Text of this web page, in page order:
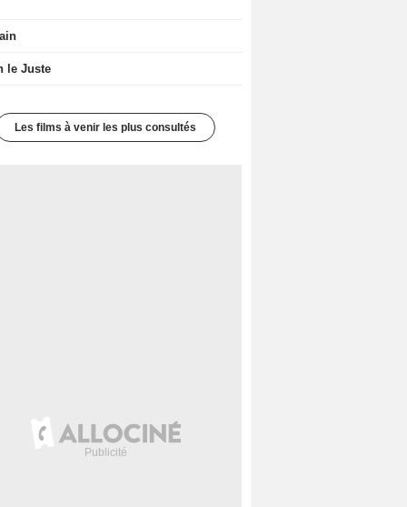
le Juste
Les films à venir les plus consultés